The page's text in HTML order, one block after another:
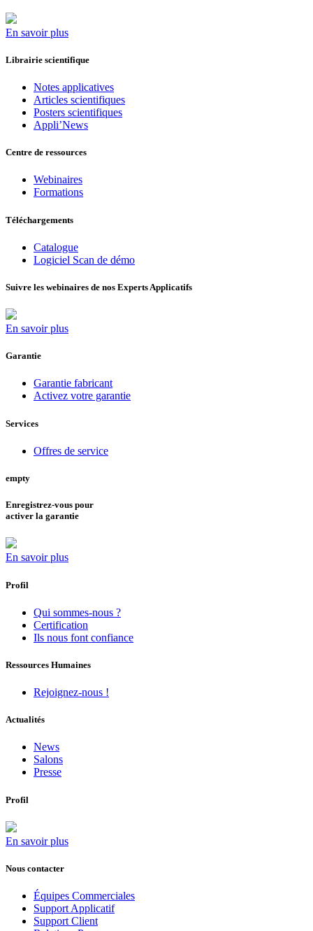
En savoir plus
Librairie scientifique
Notes applicatives
Articles scientifiques
Posters scientifiques
Appli’News
Centre de ressources
Webinaires
Formations
Téléchargements
Catalogue
Logiciel Scan de démo
Suivre les webinaires de nos Experts Applicatifs
En savoir plus
Garantie
Garantie fabricant
Activez votre garantie
Services
Offres de service
empty
Enregistrez-vous pour
activer la garantie
En savoir plus
Profil
Qui sommes-nous ?
Certification
Ils nous font confiance
Ressources Humaines
Rejoignez-nous !
Actualités
News
Salons
Presse
Profil
En savoir plus
Nous contacter
Équipes Commerciales
Support Applicatif
Support Client